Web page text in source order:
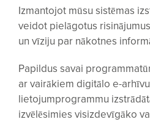
Izmantojot mūsu sistēmas
veidot pielāgotus
un vīziju par nākotnes
Papildus savai
ar vairākiem digitālo e-
lietojumprogrammu
izvēlēsimies visizdevīgāko